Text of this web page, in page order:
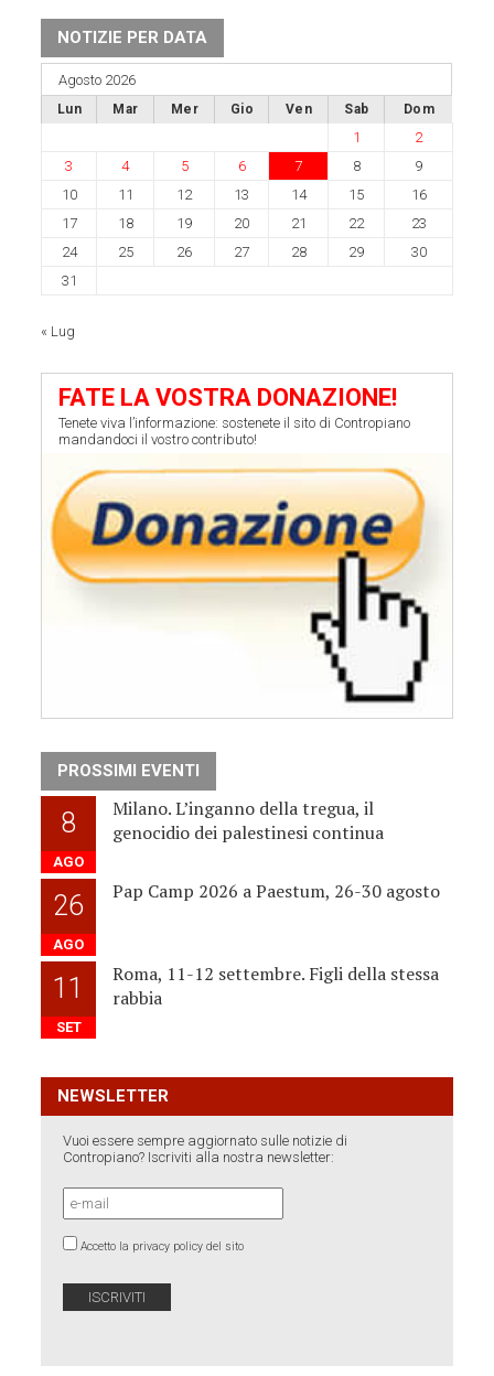
NOTIZIE PER DATA
Agosto 2026
Lun Mar Mer Gio Ven Sab Dom
1
2
3
4 5 6 7 8
9
10
11 12 13 14 15
16
17
18 19 20 21 22
23
24
25 26 27 28 29
30
31
« Lug
FATE LA VOSTRA DONAZIONE!
Tenete viva l’informazione: sostenete il sito di Contropiano
mandandoci il vostro contributo!
PROSSIMI EVENTI
8
AGO
Milano. L’inganno della tregua, il
genocidio dei palestinesi continua
26
AGO
Pap Camp 2026 a Paestum, 26-30 agosto
11
SET
Roma, 11-12 settembre. Figli della stessa
rabbia
NEWSLETTER
Vuoi essere sempre aggiornato sulle notizie di
Contropiano? Iscriviti alla nostra newsletter:
Accetto la privacy policy del sito